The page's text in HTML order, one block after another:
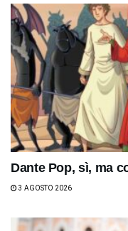
Dante Pop, sì, ma
3 AGOSTO 2026